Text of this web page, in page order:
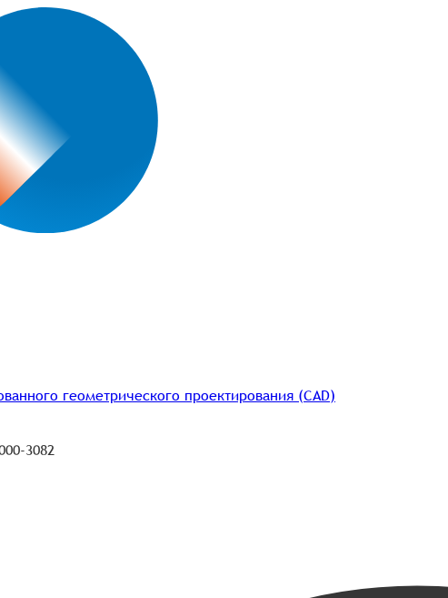
геометрического проектирования (CAD)
3082